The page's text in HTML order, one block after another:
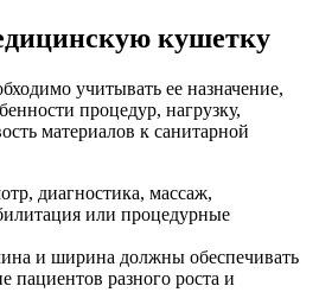
кушетку
учитывать ее назначение,
процедур, нагрузку,
материалов к санитарной
диагностика, массаж,
или процедурные
и ширина должны обеспечивать
пациентов разного роста и